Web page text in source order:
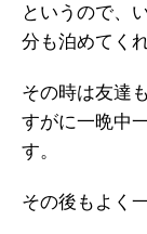
というので、
分も泊めてく
その時は友達
すがに一晩中
す。
その後もよく